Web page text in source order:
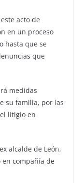
acto de
en un proceso
hasta que se
que
medidas
su familia, por las
litigio en
alcalde de León,
compañía de